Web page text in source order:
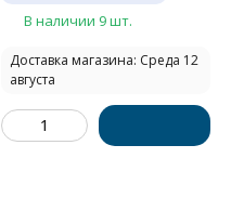
В наличии 9 шт.
Доставка магазина: Среда 12
августа